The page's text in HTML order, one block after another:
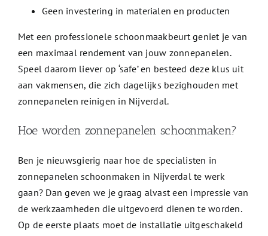
Geen investering in materialen en producten
Met een professionele schoonmaakbeurt geniet je van
een maximaal rendement van jouw zonnepanelen.
Speel daarom liever op ‘safe’ en besteed deze klus uit
aan vakmensen, die zich dagelijks bezighouden met
zonnepanelen reinigen in Nijverdal.
Hoe worden zonnepanelen schoonmaken?
Ben je nieuwsgierig naar hoe de specialisten in
zonnepanelen schoonmaken in Nijverdal te werk
gaan? Dan geven we je graag alvast een impressie van
de werkzaamheden die uitgevoerd dienen te worden.
Op de eerste plaats moet de installatie uitgeschakeld